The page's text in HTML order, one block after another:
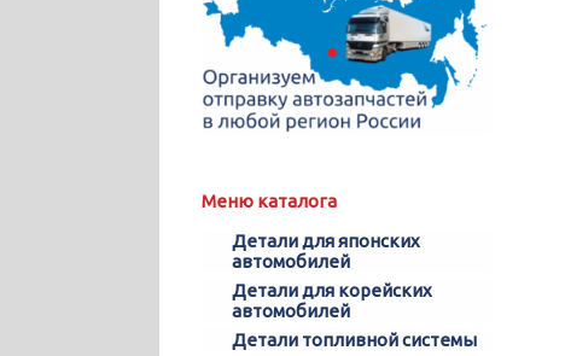
Меню каталога
Детали для японских
автомобилей
Детали для корейских
автомобилей
Детали топливной системы